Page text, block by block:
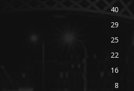
40
29
25
22
16
8